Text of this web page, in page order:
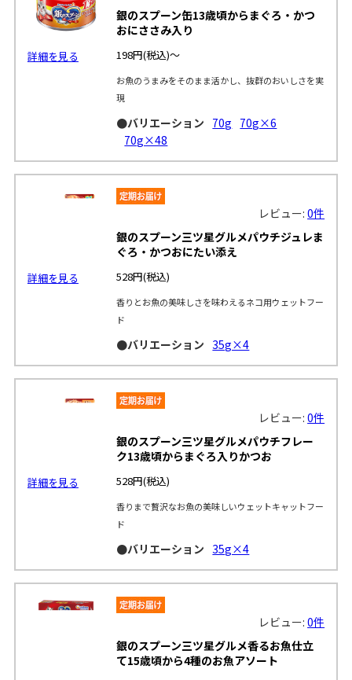
詳細を見る
銀のスプーン缶13歳頃からまぐろ・かつ
おにささみ入り
198円(税込)～
お魚のうまみをそのまま活かし、抜群のおいしさを実
現
●バリエーション 70g 70g×6
70g×48
詳細を見る
レビュー:0件
銀のスプーン三ツ星グルメパウチジュレま
ぐろ・かつおにたい添え
528円(税込)
香りとお魚の美味しさを味わえるネコ用ウェットフー
ド
●バリエーション 35g×4
詳細を見る
レビュー:0件
銀のスプーン三ツ星グルメパウチフレー
ク13歳頃からまぐろ入りかつお
528円(税込)
香りまで贅沢なお魚の美味しいウェットキャットフー
ド
●バリエーション 35g×4
レビュー:0件
銀のスプーン三ツ星グルメ香るお魚仕立
て15歳頃から4種のお魚アソート